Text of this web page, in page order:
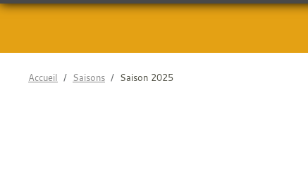
Accueil Saisons Saison 2025